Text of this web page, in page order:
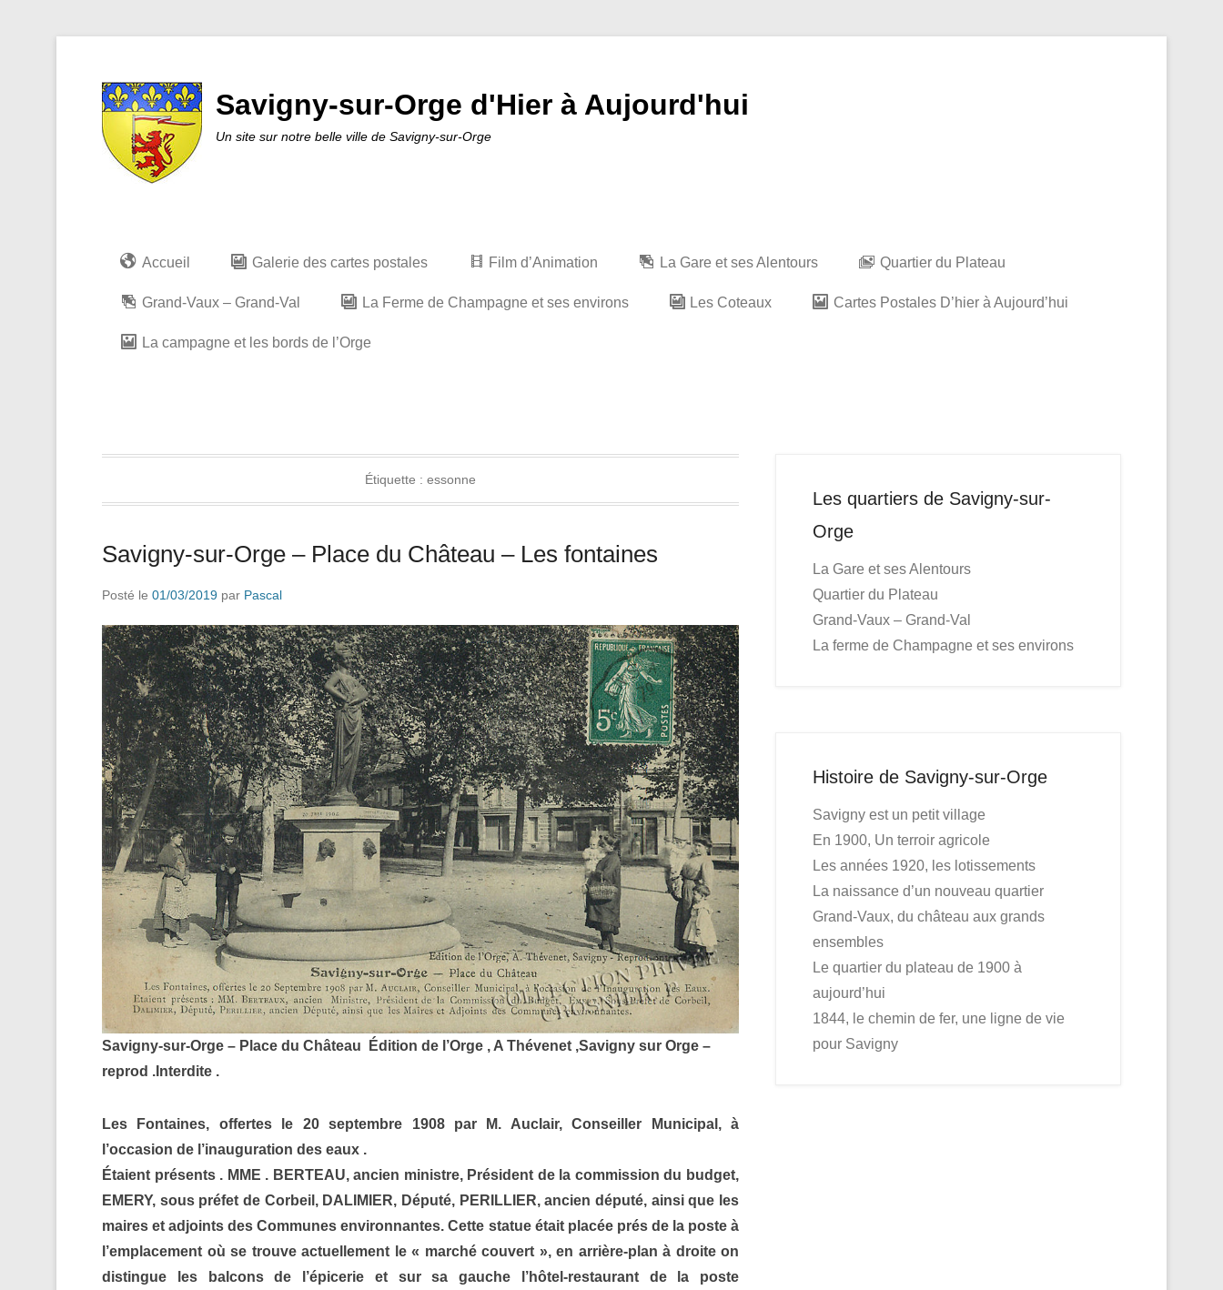
Savigny-sur-Orge d'Hier à Aujourd'hui
Un site sur notre belle ville de Savigny-sur-Orge
Accueil Galerie des cartes postales Film d’Animation La Gare et ses Alentours Quartier du Plateau
Grand-Vaux – Grand-Val La Ferme de Champagne et ses environs Les Coteaux Cartes Postales D’hier à Aujourd’hui
La campagne et les bords de l’Orge
Étiquette : essonne
Savigny-sur-Orge – Place du Château – Les fontaines
Posté le 01/03/2019 par Pascal
Savigny-sur-Orge – Place du Château
Édition de l’Orge , A Thévenet ,Savigny sur Orge –
reprod .Interdite .
Les Fontaines, offertes le 20 septembre 1908 par M. Auclair, Conseiller Municipal, à
l’occasion de l’inauguration des eaux .
Étaient présents . MME . BERTEAU, ancien ministre, Président de la commission du budget,
EMERY, sous préfet de Corbeil, DALIMIER, Député, PERILLIER, ancien député, ainsi que les
maires et adjoints des Communes environnantes.Cette statue était placée prés de la poste à
l’emplacement où se trouve actuellement le « marché couvert », en arrière-plan à droite on
distingue les balcons de l’épicerie et sur sa gauche l’hôtel-restaurant de la poste
Les quartiers de Savigny-sur-
Orge
La Gare et ses Alentours
Quartier du Plateau
Grand-Vaux – Grand-Val
La ferme de Champagne et ses environs
Histoire de Savigny-sur-Orge
Savigny est un petit village
En 1900, Un terroir agricole
Les années 1920, les lotissements
La naissance d’un nouveau quartier
Grand-Vaux, du château aux grands
ensembles
Le quartier du plateau de 1900 à
aujourd’hui
1844, le chemin de fer, une ligne de vie
pour Savigny